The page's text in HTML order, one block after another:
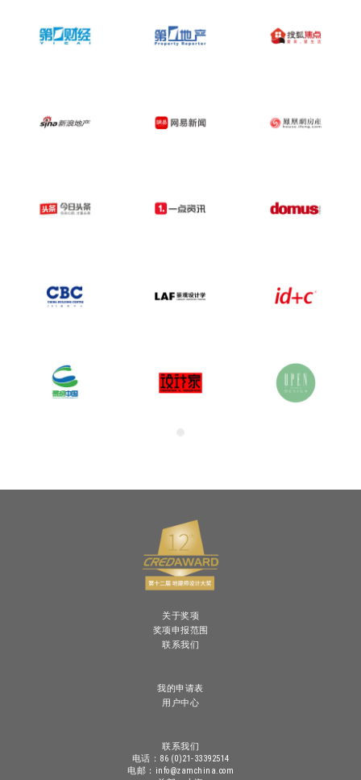
关于奖项
奖项申报范围
联系我们
我的申请表
用户中心
联系我们
电话：86 (0)21-33392514
电邮：info@zamchina.com